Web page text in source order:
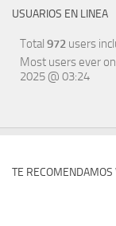
USUARIOS EN LINEA
Total 972 users
Most users ever
2025 @ 03:24
TE RECOMENDAMOS